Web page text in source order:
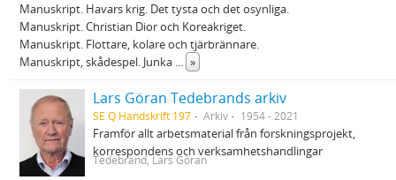
Manuskript. Havars krig. Det tysta och det osynliga.
Manuskript. Christian Dior och Koreakriget.
Manuskript. Flottare, kolare och tjärbrännare.
Manuskript, skådespel. Junka ... »
Lars Göran Tedebrands arkiv
SE Q Handskrift 197 Arkiv 1954 - 2021
Framför allt arbetsmaterial från forskningsprojekt,
korrespondens och verksamhetshandlingar
Tedebrand, Lars Göran